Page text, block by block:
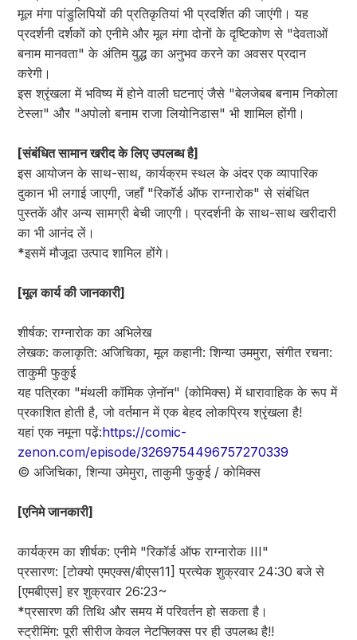
मूल मंगा पांडुलिपियों की प्रतिकृतियां भी प्रदर्शित की जाएंगी। यह
प्रदर्शनी दर्शकों को एनीमे और मूल मंगा दोनों के दृष्टिकोण से "देवताओं
बनाम मानवता" के अंतिम युद्ध का अनुभव करने का अवसर प्रदान
करेगी।
इस श्रृंखला में भविष्य में होने वाली घटनाएं जैसे "बेलजेबब बनाम निकोला
टेस्ला" और "अपोलो बनाम राजा लियोनिडास" भी शामिल होंगी।
[संबंधित सामान खरीद के लिए उपलब्ध है]
इस आयोजन के साथ-साथ, कार्यक्रम स्थल के अंदर एक व्यापारिक
दुकान भी लगाई जाएगी, जहाँ "रिकॉर्ड ऑफ राग्नारोक" से संबंधित
पुस्तकें और अन्य सामग्री बेची जाएगी। प्रदर्शनी के साथ-साथ खरीदारी
का भी आनंद लें।
*इसमें मौजूदा उत्पाद शामिल होंगे।
[मूल कार्य की जानकारी]
शीर्षक: राग्नारोक का अभिलेख
लेखक: कलाकृति: अजिचिका, मूल कहानी: शिन्या उममुरा, संगीत रचना:
ताकुमी फुकुई
यह पत्रिका "मंथली कॉमिक ज़ेनॉन" (कोमिक्स) में धारावाहिक के रूप में
प्रकाशित होती है, जो वर्तमान में एक बेहद लोकप्रिय श्रृंखला है!
यहां एक नमूना पढ़ें:https://comic-
zenon.com/episode/3269754496757270339
© अजिचिका, शिन्या उमेमुरा, ताकुमी फुकुई / कोमिक्स
[एनिमे जानकारी]
कार्यक्रम का शीर्षक: एनीमे "रिकॉर्ड ऑफ राग्नारोक III"
प्रसारण: [टोक्यो एमएक्स/बीएस11] प्रत्येक शुक्रवार 24:30 बजे से
[एमबीएस] हर शुक्रवार 26:23~
*प्रसारण की तिथि और समय में परिवर्तन हो सकता है।
स्ट्रीमिंग: पूरी सीरीज केवल नेटफ्लिक्स पर ही उपलब्ध है!!